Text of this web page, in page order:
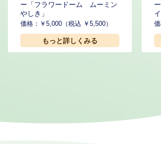
ー「フラワードーム ムーミン
やしき」
価格：￥5,000（税込 ￥5,500）
もっと詳しくみる
イ